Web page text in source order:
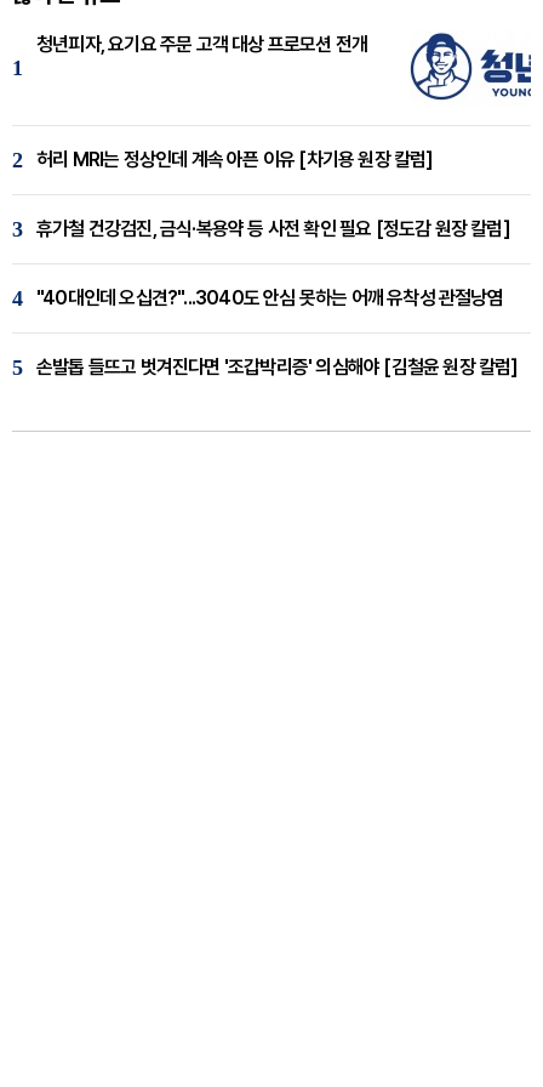
1
청년피자, 요기요 주문 고객 대상 프로모션 전개
2 허리 MRI는 정상인데 계속 아픈 이유 [차기용 원장 칼럼]
3 휴가철 건강검진, 금식·복용약 등 사전 확인 필요 [정도감 원장 칼럼]
4 "40대인데 오십견?"...3040도 안심 못하는 어깨 유착성 관절낭염
5 손발톱 들뜨고 벗겨진다면 '조갑박리증' 의심해야 [김철윤 원장 칼럼]